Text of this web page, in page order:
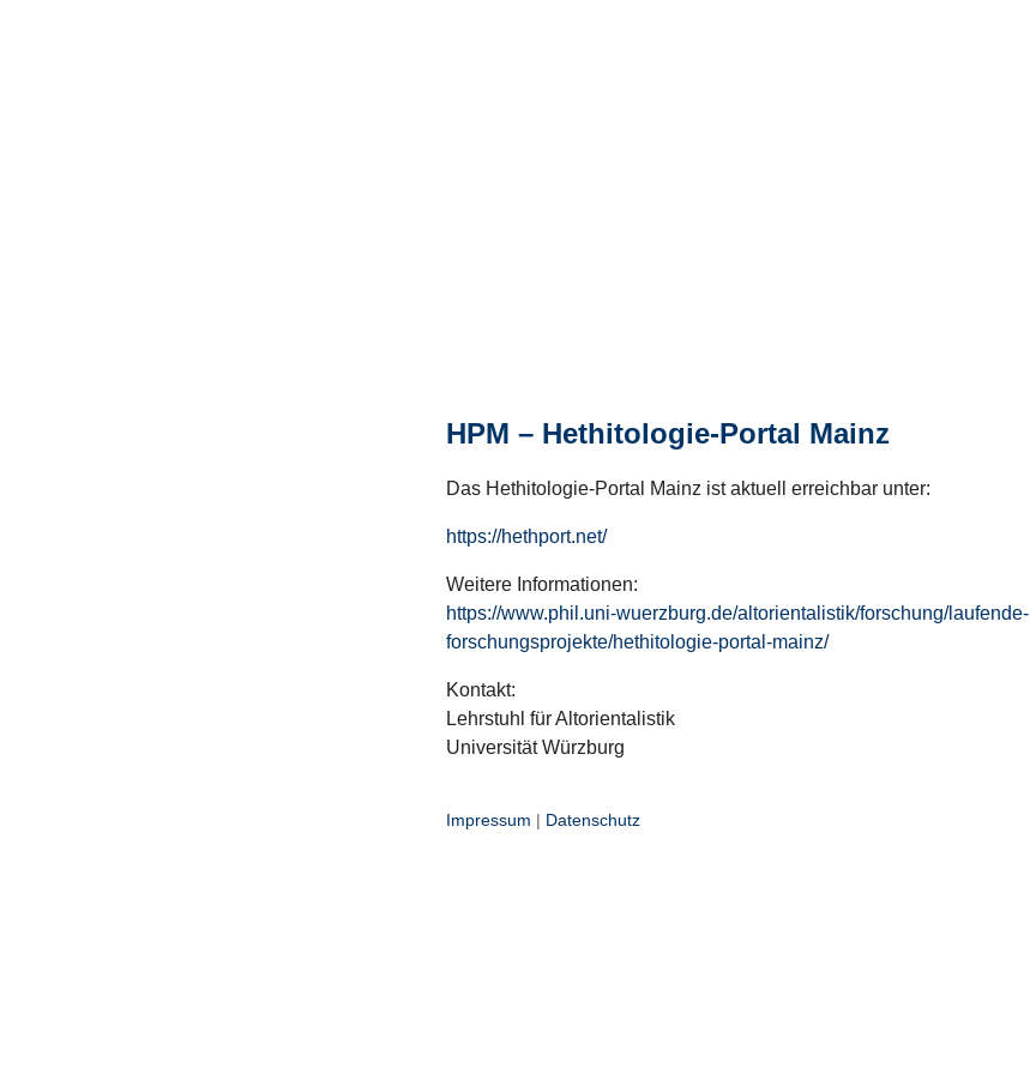
HPM – Hethitologie-Portal Mainz
Das Hethitologie-Portal Mainz ist aktuell erreichbar unter:
https://hethport.net/
Weitere Informationen:
https://www.phil.uni-wuerzburg.de/altorientalistik/forschung/laufende-
forschungsprojekte/hethitologie-portal-mainz/
Kontakt:
Lehrstuhl für Altorientalistik
Universität Würzburg
Impressum | Datenschutz